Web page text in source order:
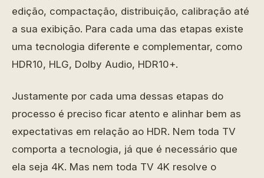
edição, compactação, distribuição, calibração até
a sua exibição. Para cada uma das etapas existe
uma tecnologia diferente e complementar, como
HDR10, HLG, Dolby Audio, HDR10+.
Justamente por cada uma dessas etapas do
processo é preciso ficar atento e alinhar bem as
expectativas em relação ao HDR. Nem toda TV
comporta a tecnologia, já que é necessário que
ela seja 4K. Mas nem toda TV 4K resolve o